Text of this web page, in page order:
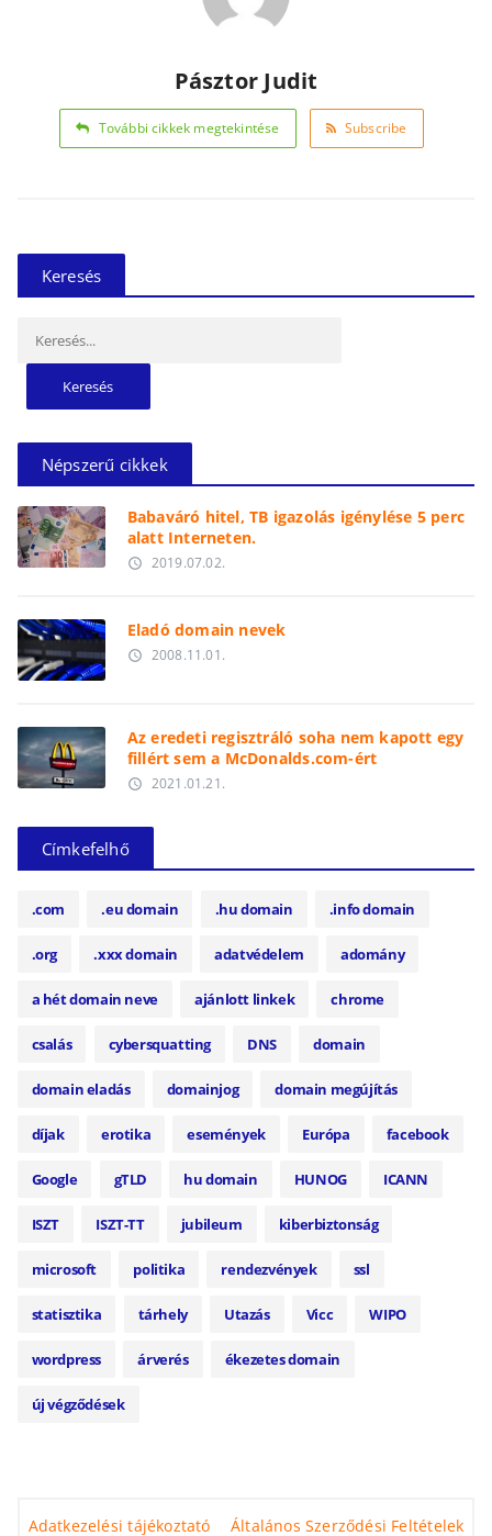
Pásztor Judit
További cikkek megtekintése Subscribe
Keresés
Népszerű cikkek
Babaváró hitel, TB igazolás igénylése 5 perc
alatt Interneten.
access_time 2019.07.02.
Eladó domain nevek
access_time 2008.11.01.
Az eredeti regisztráló soha nem kapott egy
fillért sem a McDonalds.com-ért
access_time 2021.01.21.
Címkefelhő
.com .eu domain .hu domain .info domain
.org .xxx domain adatvédelem adomány
a hét domain neve ajánlott linkek chrome
csalás cybersquatting DNS domain
domain eladás domainjog domain megújítás
díjak erotika események Európa facebook
Google gTLD hu domain HUNOG ICANN
ISZT ISZT-TT jubileum kiberbiztonság
microsoft politika rendezvények ssl
statisztika tárhely Utazás Vicc WIPO
wordpress árverés ékezetes domain
új végződések
Adatkezelési tájékoztató Általános Szerződési Feltételek